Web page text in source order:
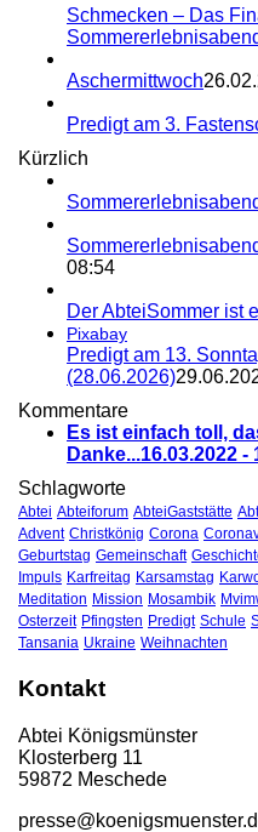
Schmecken – Das
Aschermittwoch
Predigt am 3.
Kürzlich
08:54
Der AbteiSommer ist
Pixabay
Predigt am 13.
(28.06.2026)
Kommentare
Es ist einfach toll,
Danke...16.03.2022
Schlagworte
Abtei Abteiforum AbteiGaststätte
Advent Christkönig Corona
Geburtstag Gemeinschaft
Impuls Karfreitag Karsamstag
Meditation Mission Mosambik
Osterzeit Pfingsten Predigt Schule
Tansania Ukraine Weihnachten
Kontakt
Abtei Königsmünster
Klosterberg 11
59872 Meschede